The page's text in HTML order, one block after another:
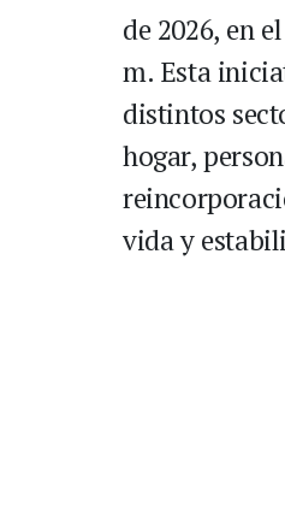
de 2026, en
m. Esta
distintos
hogar,
vida y